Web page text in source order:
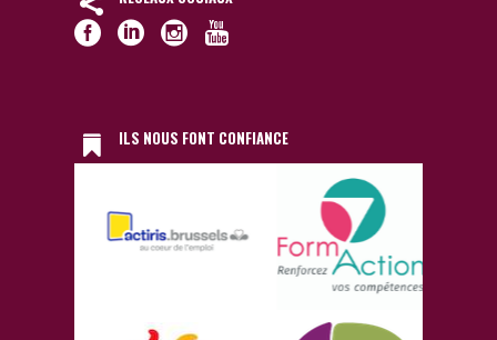
ILS NOUS FONT CONFIANCE